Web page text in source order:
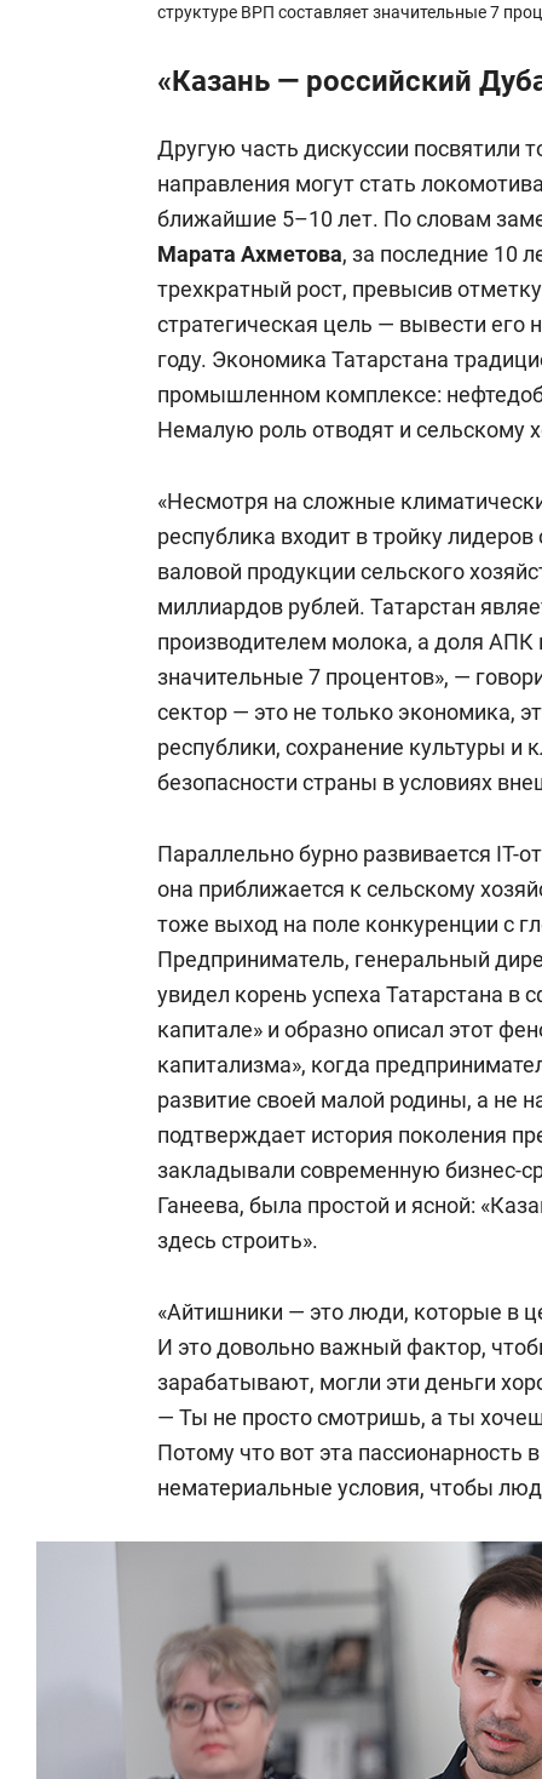
структуре ВРП составляет значительные 7
«Казань — российский
Другую часть дискуссии посвятили
направления могут стать
ближайшие 5–10 лет. По словам
Марата Ахметова, за последние 10
трехкратный рост, превысив
стратегическая цель — вывести его
году. Экономика Татарстана
промышленном комплексе:
Немалую роль отводят и сельскому
«Несмотря на сложные
республика входит в тройку
валовой продукции сельского
миллиардов рублей. Татарстан
производителем молока, а доля АПК
значительные 7 процентов», —
сектор — это не только экономика,
республики, сохранение культуры
безопасности страны в условиях
Параллельно бурно развивается IT-
она приближается к сельскому
тоже выход на поле конкуренции с
Предприниматель, генеральный
увидел корень успеха Татарстана
капитале» и образно описал этот
капитализма», когда
развитие своей малой родины, а не
подтверждает история поколения
закладывали современную бизнес-
Ганеева, была простой и ясной:
здесь строить».
«Айтишники — это люди, которые в
И это довольно важный фактор,
зарабатывают, могли эти деньги
— Ты не просто смотришь, а ты
Потому что вот эта пассионарность
нематериальные условия, чтобы